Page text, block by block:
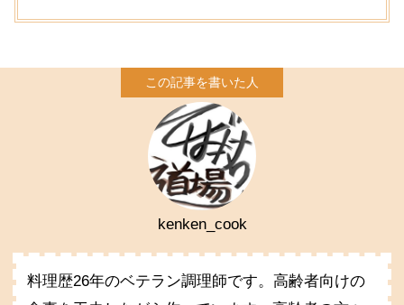
kenken_cook
料理歴26年のベテラン調理師です。高齢者向けの